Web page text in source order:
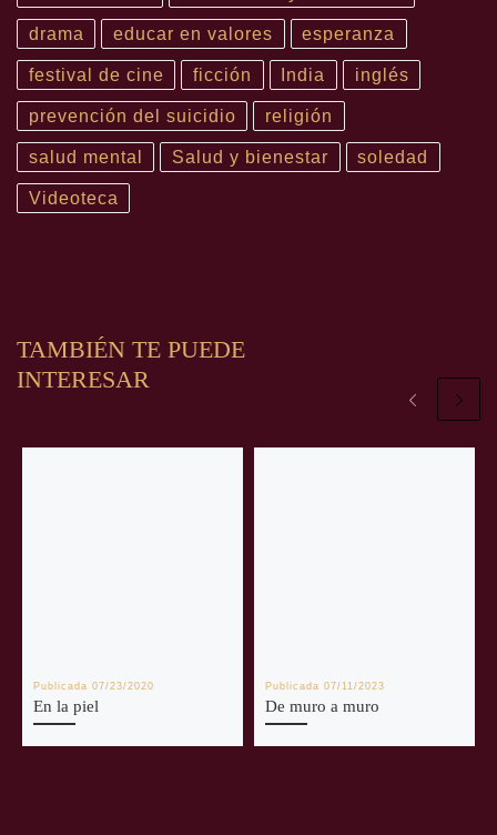
drama educar en valores esperanza
festival de cine ficción India inglés
prevención del suicidio religión
salud mental Salud y bienestar soledad
Videoteca
TAMBIÉN TE PUEDE
INTERESAR
Publicada07/23/2020
En la piel
Publicada07/11/2023
De muro a muro